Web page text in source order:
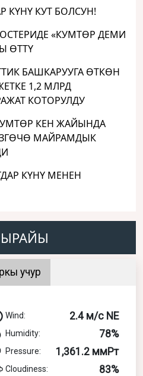
КҮНҮ КУТ БОЛСУН!
«КУМТӨР ДЕМИ
ӨТТҮ
БАШКАРУУГА ӨТКӨН
1,2 МЛРД
КОТОРУЛДУ
КЕН ЖАЙЫНДА
МАЙРАМДЫК
КҮНҮ МЕНЕН
учур
Wind: 2.4 м/с NE
Humidity: 78%
Pressure: 1,361.2 ммРт
Cloudiness: 83%